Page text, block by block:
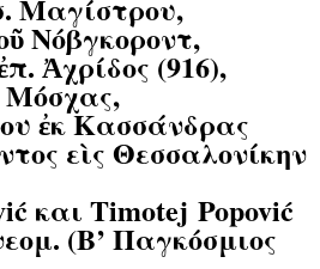
Μαγίστρου,
Νόβγκοροντ,
Ἀχρίδος (916),
Μόσχας,
ἐκ Κασσάνδρας
εὶς Θεσσαλονίκην
και Timotej Popović
(Β’ Παγκόσμιος